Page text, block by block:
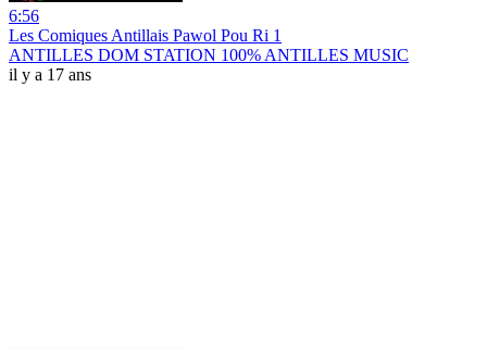
6:56
Les Comiques Antillais Pawol Pou Ri 1
ANTILLES DOM STATION 100% ANTILLES MUSIC
il y a 17 ans